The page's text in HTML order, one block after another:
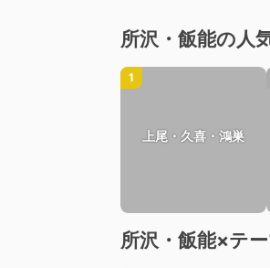
所沢・飯能の人
1
上尾・久喜・鴻巣
所沢・飯能×テ